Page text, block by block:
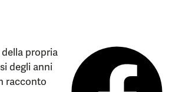
propria
degli anni
racconto